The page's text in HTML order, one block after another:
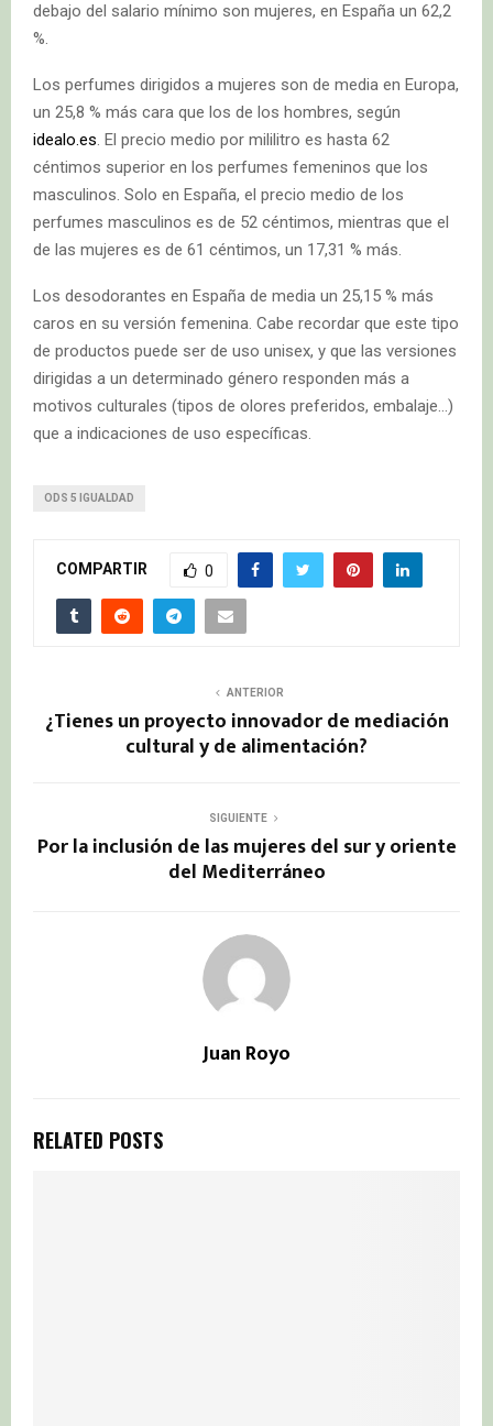
debajo del salario mínimo son mujeres, en España un 62,2
%.
Los perfumes dirigidos a mujeres son de media en Europa,
un 25,8 % más cara que los de los hombres, según
idealo.es. El precio medio por mililitro es hasta 62
céntimos superior en los perfumes femeninos que los
masculinos. Solo en España, el precio medio de los
perfumes masculinos es de 52 céntimos, mientras que el
de las mujeres es de 61 céntimos, un 17,31 % más.
Los desodorantes en España de media un 25,15 % más
caros en su versión femenina. Cabe recordar que este tipo
de productos puede ser de uso unisex, y que las versiones
dirigidas a un determinado género responden más a
motivos culturales (tipos de olores preferidos, embalaje…)
que a indicaciones de uso específicas.
ODS 5 IGUALDAD
COMPARTIR 0
ANTERIOR
¿Tienes un proyecto innovador de mediación
cultural y de alimentación?
SIGUIENTE
Por la inclusión de las mujeres del sur y oriente
del Mediterráneo
Juan Royo
RELATED POSTS